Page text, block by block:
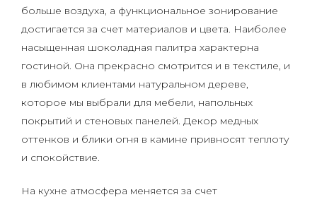
больше воздуха, а функциональное зонирование
достигается за счет материалов и цвета. Наиболее
насыщенная шоколадная палитра характерна
гостиной. Она прекрасно смотрится и в текстиле, и
в любимом клиентами натуральном дереве,
которое мы выбрали для мебели, напольных
покрытий и стеновых панелей. Декор медных
оттенков и блики огня в камине привносят теплоту
и спокойствие.
На кухне атмосфера меняется за счет